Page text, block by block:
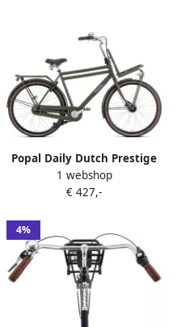
Popal Daily Dutch Prestige
N7 Transportfiets Stadsfiets
Heren 50 centimeter Mat
1 webshop
€ 427,-
4%